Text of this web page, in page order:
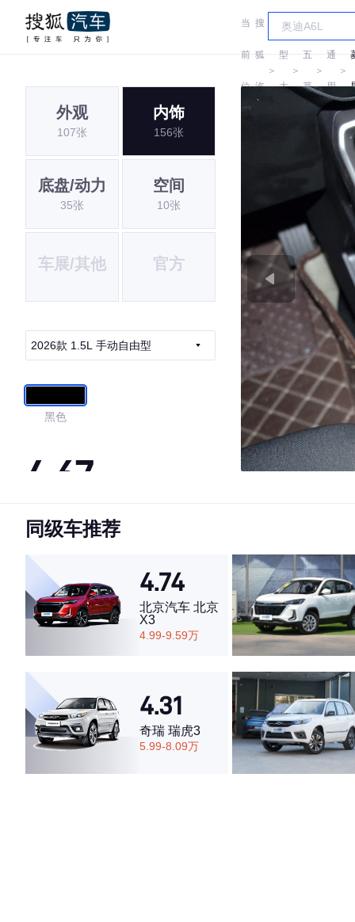
当
前
位
搜
狐
汽
＞
车
型
大
＞
五
菱
＞
通
用
五
菱
＞
外观
107张
内饰
156张
底盘/动力
35张
空间
10张
车展/其他 官方
2026款 1.5L 手动自由型
黑色
4.67
·外观表现一般，低于52%同级车
·空间表现较为优秀，优于63%同级车
同级车推荐
4.74
北京汽车 北京
X3
4.99-9.59万
4.31
奇瑞 瑞虎3
5.99-8.09万